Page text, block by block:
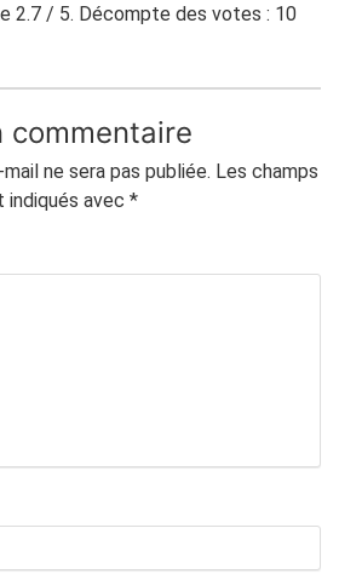
2.7/ 5. Décompte des votes : 10
commentaire
ne sera pas publiée. Les champs
avec *